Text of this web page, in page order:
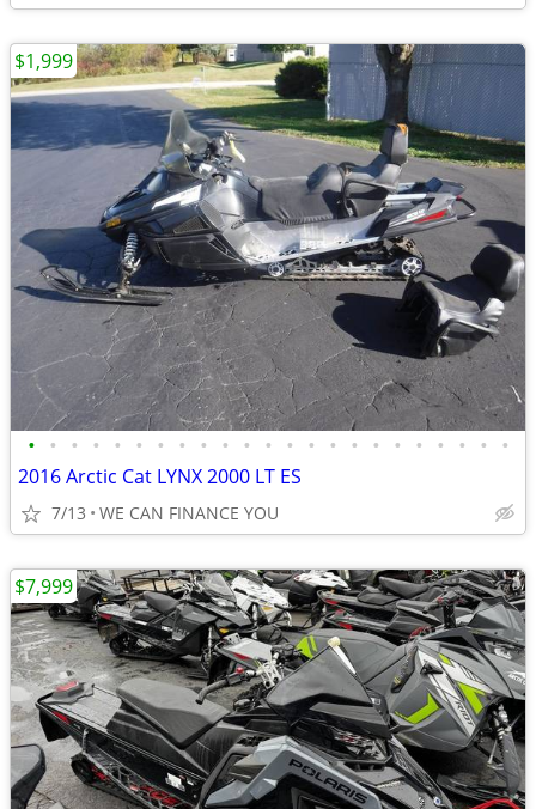
• • • • • • • • • • • • • • • • • • • • • • •
2016 Arctic Cat LYNX 2000 LT ES
7/13 WE CAN FINANCE YOU
$1,999
$7,999